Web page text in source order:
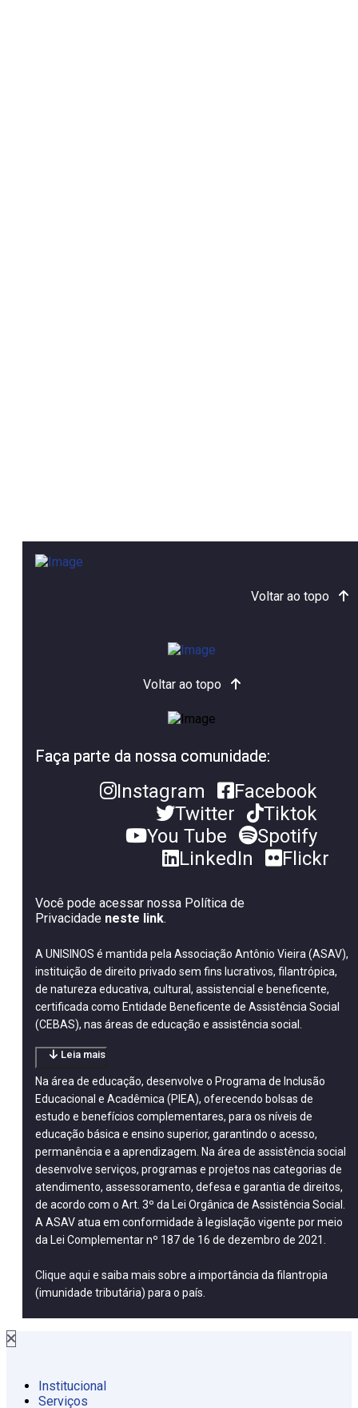
Voltar ao topo
Voltar ao topo
Faça parte da nossa comunidade:
Instagram
Facebook
Twitter
Tiktok
You Tube
Spotify
LinkedIn
Flickr
Você pode acessar nossa Política de
Privacidade neste link.
A UNISINOS é mantida pela Associação Antônio Vieira (ASAV),
instituição de direito privado sem fins lucrativos, filantrópica,
de natureza educativa, cultural, assistencial e beneficente,
certificada como Entidade Beneficente de Assistência Social
(CEBAS), nas áreas de educação e assistência social.
Leia mais
Na área de educação, desenvolve o Programa de Inclusão
Educacional e Acadêmica (PIEA), oferecendo bolsas de
estudo e benefícios complementares, para os níveis de
educação básica e ensino superior, garantindo o acesso,
permanência e a aprendizagem. Na área de assistência social
desenvolve serviços, programas e projetos nas categorias de
atendimento, assessoramento, defesa e garantia de direitos,
de acordo com o Art. 3º da Lei Orgânica de Assistência Social.
A ASAV atua em conformidade à legislação vigente por meio
da Lei Complementar nº 187 de 16 de dezembro de 2021.
Clique aqui e saiba mais sobre a importância da filantropia
(imunidade tributária) para o país.
Institucional
Serviços